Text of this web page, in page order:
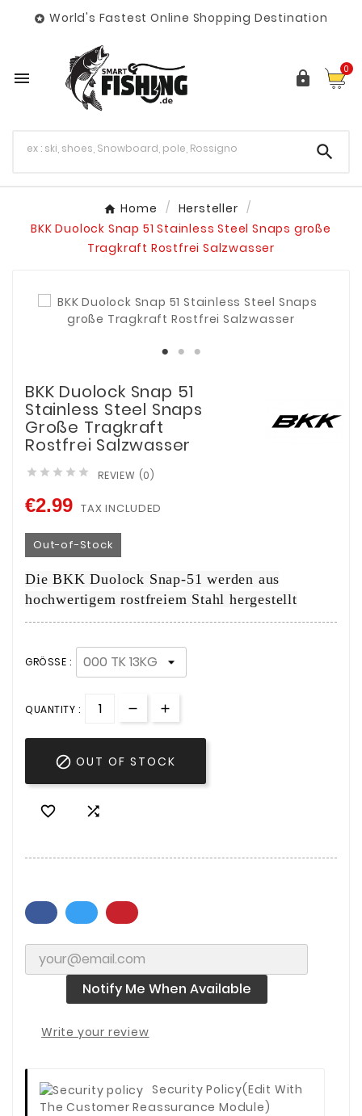
 World's Fastest Online Shopping Destination
  0

Home
Hersteller
BKK Duolock Snap 51 Stainless Steel Snaps große
Tragkraft Rostfrei Salzwasser
BKK Duolock Snap 51
Stainless Steel Snaps
Große Tragkraft
Rostfrei Salzwasser
     REVIEW (0)
€2.99 TAX INCLUDED
Out-of-Stock
Die BKK Duolock Snap-51 werden aus
hochwertigem rostfreiem Stahl hergestellt
GRÖSSE :
QUANTITY :
 OUT OF STOCK
 
Notify Me When Available
Write your review
Security Policy(edit With
The Customer Reassurance Module)